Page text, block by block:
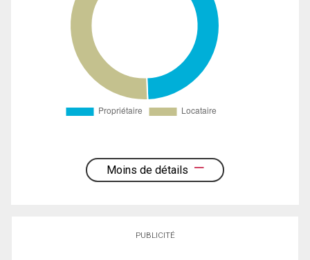
Moins de détails
PUBLICITÉ